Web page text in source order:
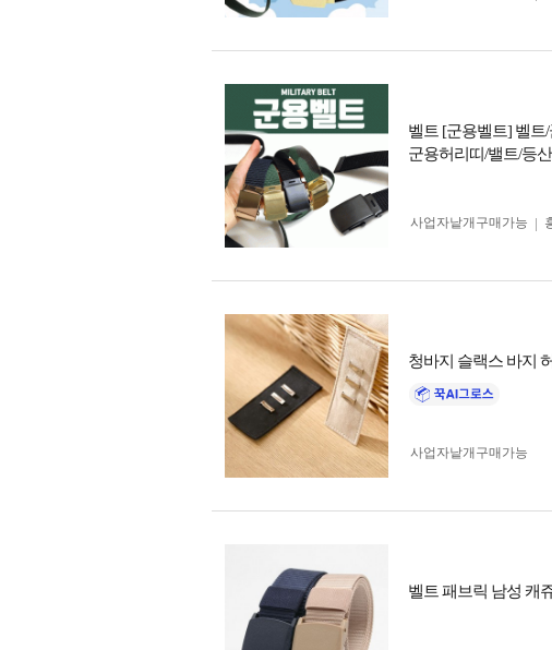
벨트 [군용벨트] 벨트
군용허리띠/밸트/등
사업자 낱개구매가능
청바지 슬랙스 바지
사업자 낱개구매가능
벨트 패브릭 남성 캐